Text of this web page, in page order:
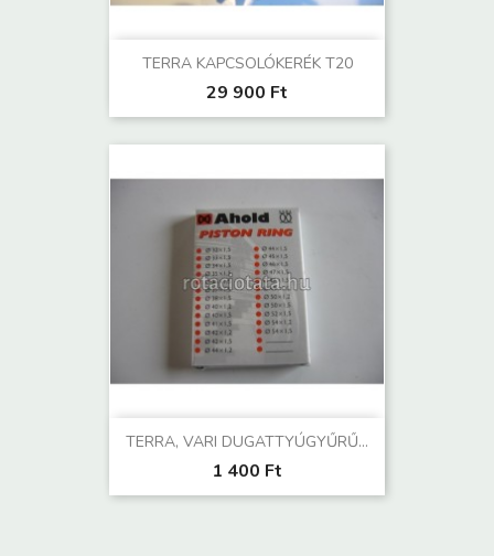
TERRA KAPCSOLÓKERÉK T20
29 900 Ft
TERRA, VARI DUGATTYÚGYŰRŰ...
1 400 Ft